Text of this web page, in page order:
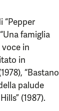
“Pepper
famiglia
voce in
in
“Bastano
palude
(1987).